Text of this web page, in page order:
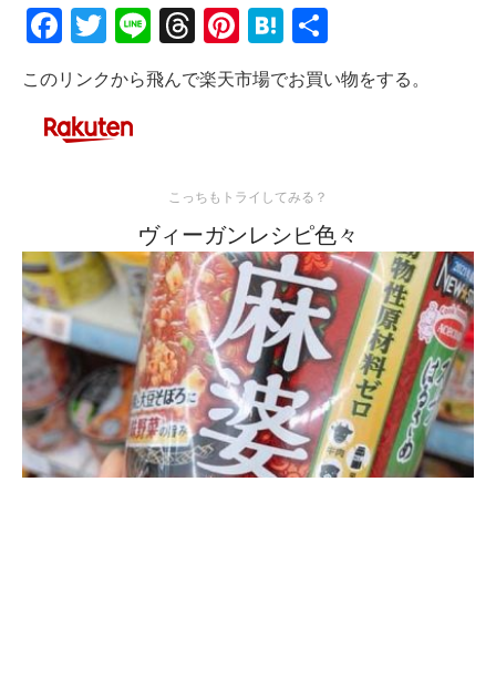
Facebook
Twitter
LineThreads
Pinterest
Hatena
有
このリンクから飛んで楽天市場でお買い物をする。
こっちもトライしてみる？
ヴィーガンレシピ色々